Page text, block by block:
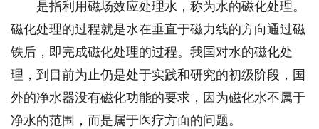
是指利用磁场效应处理水，称为水的磁化处理。
磁化处理的过程就是水在垂直于磁力线的方向通过磁
铁后，即完成磁化处理的过程。我国对水的磁化处
理，到目前为止仍是处于实践和研究的初级阶段，国
外的净水器没有磁化功能的要求，因为磁化水不属于
净水的范围，而是属于医疗方面的问题。